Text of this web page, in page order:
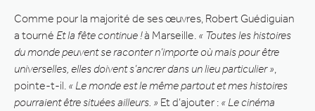
Comme pour la majorité de ses œuvres, Robert Guédiguian
a tourné Et la fête continue !à Marseille. « Toutes les histoires
du monde peuvent se raconter n’importe où mais pour être
universelles, elles doivent s’ancrer dans un lieu particulier »
pointe-t-il. « Le monde est le même partout et mes histoires
pourraient être situées ailleurs. » Et d’ajouter : « Le cinéma